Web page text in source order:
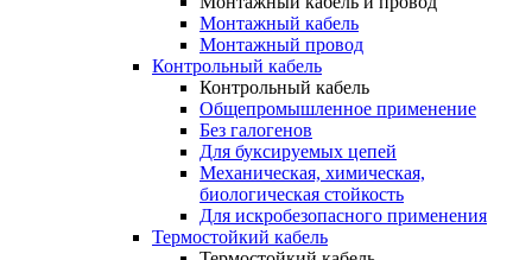
Монтажный кабель
Монтажный провод
Контрольный кабель
Контрольный кабель
Общепромышленное применение
Без галогенов
Для буксируемых цепей
Механическая, химическая,
биологическая стойкость
Для искробезопасного применения
Термостойкий кабель